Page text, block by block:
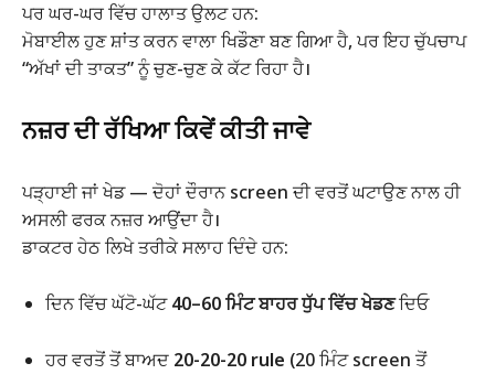
ਪਰ ਘਰ-ਘਰ ਵਿੱਚ ਹਾਲਾਤ ਉਲਟ ਹਨ:
ਮੋਬਾਈਲ ਹੁਣ ਸ਼ਾਂਤ ਕਰਨ ਵਾਲਾ ਖਿਡੌਣਾ ਬਣ ਗਿਆ ਹੈ, ਪਰ ਇਹ ਚੁੱਪਚਾਪ
“ਅੱਖਾਂ ਦੀ ਤਾਕਤ” ਨੂੰ ਚੁਣ-ਚੁਣ ਕੇ ਕੱਟ ਰਿਹਾ ਹੈ।
ਨਜ਼ਰ ਦੀ ਰੱਖਿਆ ਕਿਵੇਂ ਕੀਤੀ ਜਾਵੇ
ਪੜ੍ਹਾਈ ਜਾਂ ਖੇਡ — ਦੋਹਾਂ ਦੌਰਾਨ screen ਦੀ ਵਰਤੋਂ ਘਟਾਉਣ ਨਾਲ ਹੀ
ਅਸਲੀ ਫਰਕ ਨਜ਼ਰ ਆਉਂਦਾ ਹੈ।
ਡਾਕਟਰ ਹੇਠ ਲਿਖੇ ਤਰੀਕੇ ਸਲਾਹ ਦਿੰਦੇ ਹਨ:
ਦਿਨ ਵਿੱਚ ਘੱਟੋ-ਘੱਟ40–60 ਮਿੰਟ ਬਾਹਰ ਧੁੱਪ ਵਿੱਚ ਖੇਡਣਦਿਓ
ਹਰ ਵਰਤੋਂ ਤੋਂ ਬਾਅਦ 20-20-20 rule (20 ਮਿੰਟ screen ਤੋਂ